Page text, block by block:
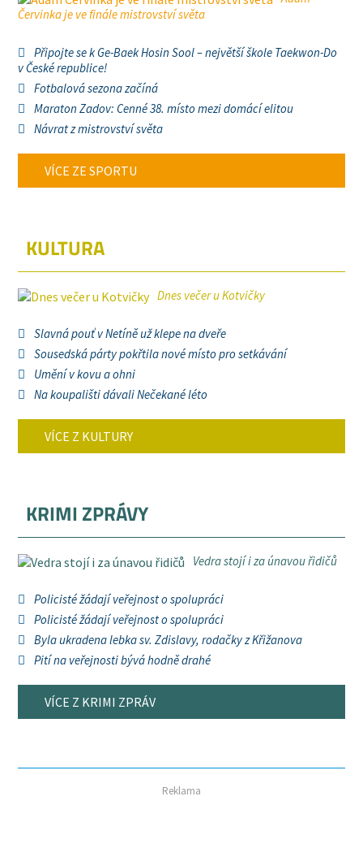
Červinka je ve finále mistrovství světa
Připojte se k Ge-Baek Hosin Sool – největší škole Taekwon-Do
v České republice!
Fotbalová sezona začíná
Maraton Zadov: Cenné 38. místo mezi domácí elitou
Návrat z mistrovství světa
VÍCE ZE SPORTU
KULTURA
Dnes večer u Kotvičky
Slavná pouť v Netíně už klepe na dveře
Sousedská párty pokřtila nové místo pro setkávání
Umění v kovu a ohni
Na koupališti dávali Nečekané léto
VÍCE Z KULTURY
KRIMI ZPRÁVY
Vedra stojí i za únavou řidičů
Policisté žádají veřejnost o spolupráci
Policisté žádají veřejnost o spolupráci
Byla ukradena lebka sv. Zdislavy, rodačky z Křižanova
Pití na veřejnosti bývá hodně drahé
VÍCE Z KRIMI ZPRÁV
Reklama